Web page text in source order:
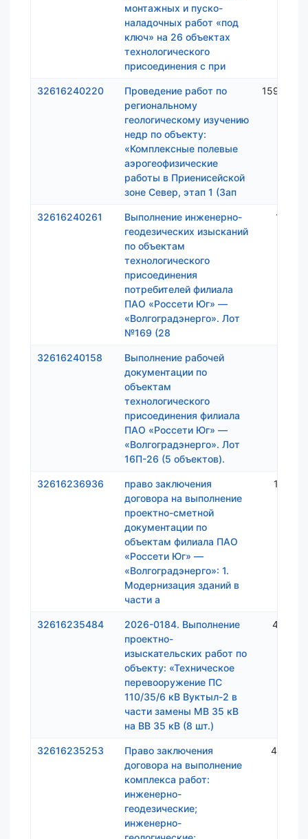
монтажных и пуско-
наладочных работ «под
ключ» на 26 объектах
технологического
присоединения с при
32616240220
Проведение работ по
региональному
геологическому изучению
недр по объекту:
«Комплексные полевые
аэрогеофизические
работы в Приенисейской
зоне Север, этап 1 (Зап
159 921
32616240261
Выполнение инженерно-
геодезических изысканий
по объектам
технологического
присоединения
потребителей филиала
ПАО «Россети Юг» —
«Волгоградэнерго». Лот
№169 (28
1 170
32616240158
Выполнение рабочей
документации по
объектам
технологического
присоединения филиала
ПАО «Россети Юг» —
«Волгоградэнерго». Лот
16П-26 (5 объектов).
32616236936
право заключения
договора на выполнение
проектно-сметной
документации по
объектам филиала ПАО
«Россети Юг» —
«Волгоградэнерго»: 1.
Модернизация зданий в
части а
1 425
32616235484
2026-0184. Выполнение
проектно-
изыскательских работ по
объекту: «Техническое
перевооружение ПС
110/35/6 кВ Вуктыл-2 в
части замены МВ 35 кВ
на ВВ 35 кВ (8 шт.)
4 003
32616235253
Право заключения
договора на выполнение
комплекса работ:
инженерно-
геодезические;
инженерно-
4 590